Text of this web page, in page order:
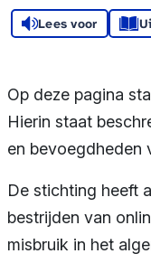
Lees voor
Op deze pagina
Hierin staat
en bevoegdheden
De stichting heeft
bestrijden van
misbruik in het